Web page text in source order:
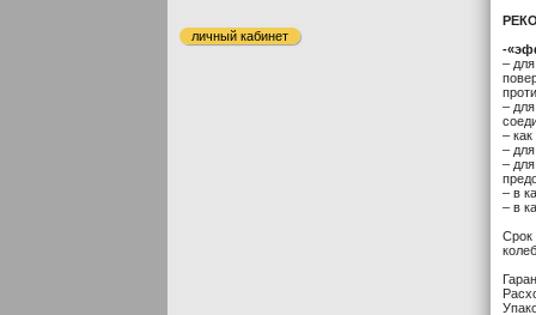
личный кабинет
-
–
–
–
–
–
– в
– в
Срок